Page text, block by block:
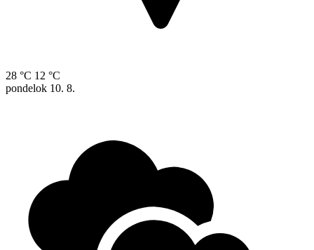
28 °C 12 °C
pondelok 10. 8.